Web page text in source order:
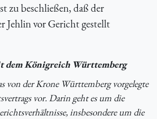
zu beschließen, daß der
Jehlin vor Gericht gestellt
dem Königreich Württemberg
von der Krone Württemberg vorgelegte
vor. Darin geht es um die
insbesondere um die